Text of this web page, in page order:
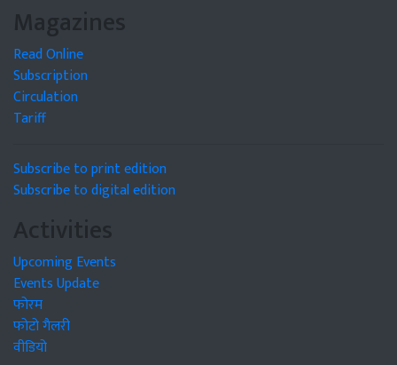
Magazines
Read Online
Subscription
Circulation
Tariff
Subscribe to print edition
Subscribe to digital edition
Activities
Upcoming Events
Events Update
फोरम
फोटो गैलरी
वीडियो